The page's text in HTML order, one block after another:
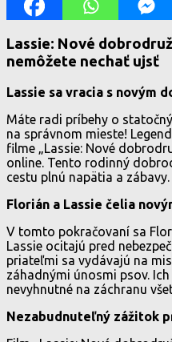
Lassie: Nové
nemôžete nechať ujsť
Lassie sa vracia s novým
Máte radi príbehy o
na správnom mieste!
filme „Lassie: Nové
online. Tento rodinný
cestu plnú napätia a zábavy.
Florián a Lassie čelia
V tomto pokračovaní sa
Lassie ocitajú pred
priateľmi sa vydávajú na
záhadnými únosmi psov.
nevyhnutné na záchranu
Nezabudnuteľný zážitok